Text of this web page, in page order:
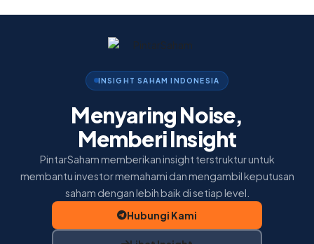
Membership
INSIGHT SAHAM INDONESIA
Menyaring Noise,
Memberi Insight
PintarSaham memberikan insight terstruktur untuk
membantu investor memahami dan mengambil keputusan
saham dengan lebih baik di setiap level.
Hubungi Kami